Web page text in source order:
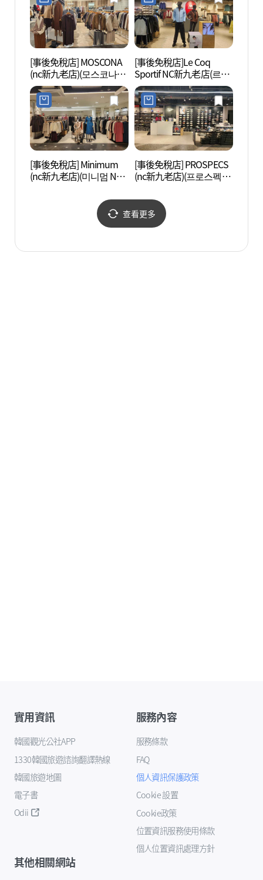
[事後免稅店] MOSCONA
(nc新九老店)(모스코나
NC 신구로점)
[事後免稅店]Le Coq
Sportif NC新九老店(르꼬
끄 스포르티브 NC 신구로
점)
[事後免稅店] Minimum
(nc新九老店)(미니멈 NC
[事後免稅店] PROSPECS
(nc新九老店)(프로스펙스
查看更多
實用資訊
韓國觀光公社APP
1330韓國旅遊諮詢翻譯熱線
韓國旅遊地圖
電子書
Odii
服務內容
服務條款
FAQ
個人資訊保護政策
Cookie 設置
Cookie政策
位置資訊服務使用條款
個人位置資訊處理方針
其他相關網站